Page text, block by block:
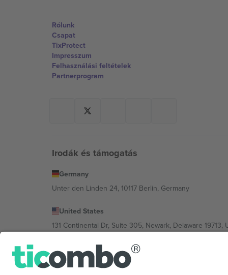
Rólunk
Csapat
TixProtect
Impresszum
Felhasználási feltételek
Partnerprogram
Irodák és támogatás
Germany
Unter den Linden 24, 10117 Berlin, Germany
United States
131 Continental Dr, Suite 305, Newark, Delaware 19713,
Bulgaria
Regus Sofia City West, bul Totleben 53-55, 1606 Sofia,